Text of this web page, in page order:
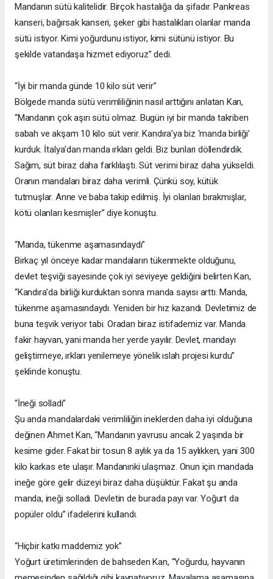
Mandanın sütü kalitelidir. Birçok hastalığa da şifadır. Pankreas
kanseri, bağırsak kanseri, şeker gibi hastalıkları olanlar manda
sütü istiyor. Kimi yoğurdunu istiyor, kimi sütünü istiyor. Bu
şekilde vatandaşa hizmet ediyoruz” dedi.
“İyi bir manda günde 10 kilo süt verir”
Bölgede manda sütü verimliliğinin nasıl arttığını anlatan Kan,
“Mandanın çok aşırı sütü olmaz. Bugün iyi bir manda takriben
sabah ve akşam 10 kilo süt verir. Kandıra’ya biz ‘manda birliği’
kurduk. İtalya’dan manda ırkları geldi. Biz bunları döllendirdik.
Sağım, süt biraz daha farklılaştı. Süt verimi biraz daha yükseldi.
Oranın mandaları biraz daha verimli. Çünkü soy, kütük
tutmuşlar. Anne ve baba takip edilmiş. İyi olanları bırakmışlar,
kötü olanları kesmişler” diye konuştu.
“Manda, tükenme aşamasındaydı”
Birkaç yıl önceye kadar mandaların tükenmekte olduğunu,
devlet teşviği sayesinde çok iyi seviyeye geldiğini belirten Kan,
“Kandıra’da birliği kurduktan sonra manda sayısı arttı. Manda,
tükenme aşamasındaydı. Yeniden bir hız kazandı. Devletimiz de
buna teşvik veriyor tabi. Oradan biraz istifademiz var. Manda
fakir hayvan, yani manda her yerde yayılır. Devlet, mandayı
geliştirmeye, ırkları yenilemeye yönelik ıslah projesi kurdu”
şeklinde konuştu.
“İneği solladı”
Şu anda mandalardaki verimliliğin ineklerden daha iyi olduğuna
değinen Ahmet Kan, “Mandanın yavrusu ancak 2 yaşında bir
kesime gider. Fakat bir tosun 8 aylık ya da 15 aylıkken, yani 300
kilo karkas ete ulaşır. Mandanınki ulaşmaz. Onun için mandada
ineğe göre gelir düzeyi biraz daha düşüktür. Fakat şu anda
manda, ineği solladı. Devletin de burada payı var. Yoğurt da
popüler oldu” ifadelerini kullandı.
“Hiçbir katkı maddemiz yok”
Yoğurt üretimlerinden de bahseden Kan, “Yoğurdu, hayvanın